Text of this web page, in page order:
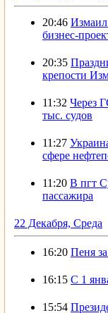
20:46 Измаил
бизнес-
20:35
крепости
11:32 Через
тыс. судов
11:27
сфере
11:20 В пгт
пассажира
22 Декабря, Среда
16:20 Пеня
16:15 С 1
15:54